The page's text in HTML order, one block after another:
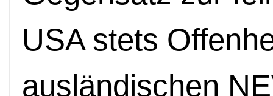
USA stets
ausländischen